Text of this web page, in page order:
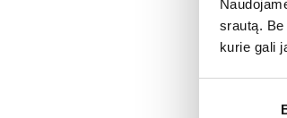
srautą.
kurie gali